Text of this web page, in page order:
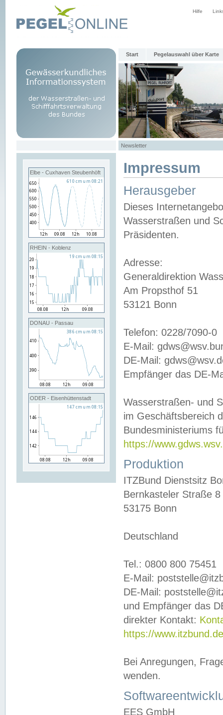
Hilfe
Start Pegelauswahl über Karte
Newsletter
Elbe - Cuxhaven Steubenhöft
RHEIN - Koblenz
DONAU - Passau
ODER - Eisenhüttenstadt
Impressum
Herausgeber
Dieses
Wasserstraßen und
Präsidenten.
Adresse:
Generaldirektion
Am Propsthof 51
53121 Bonn
Telefon: 0228/7090-0
E-Mail:
DE-Mail:
Empfänger das DE-
Wasserstraßen- und
im Geschäftsbereich
Bundesministeriums
https://
Produktion
ITZBund Dienstsitz
Bernkasteler Straße 8
53175 Bonn
Deutschland
Tel.: 0800 800 75451
E-Mail:
DE-Mail:
und Empfänger das
direkter Kontakt:
https://
Bei Anregungen,
wenden.
EES GmbH